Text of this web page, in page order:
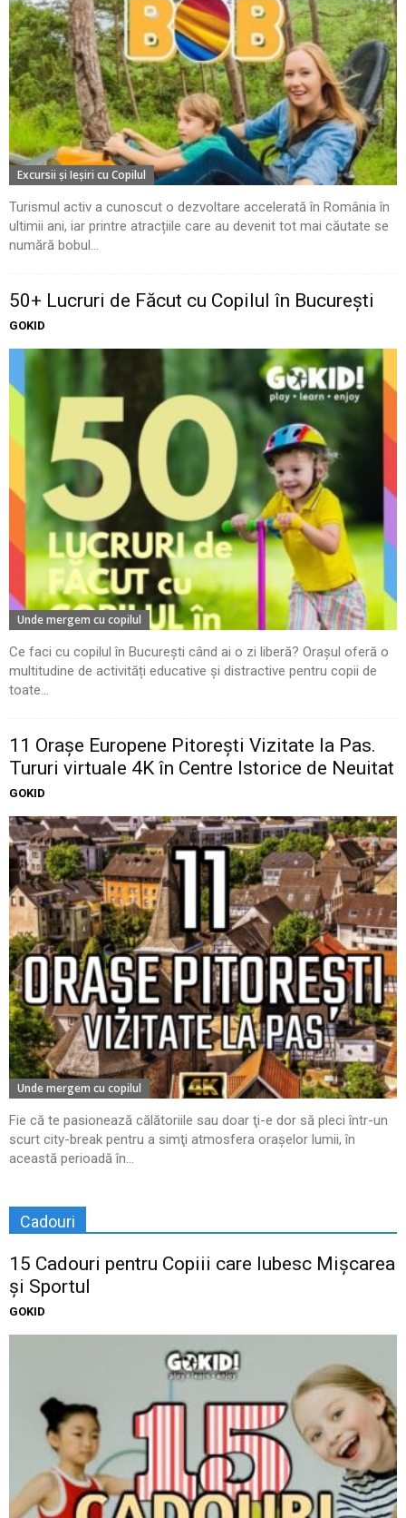
Excursii şi Ieşiri cu Copilul
Turismul activ a cunoscut o dezvoltare accelerată în România în
ultimii ani, iar printre atracțiile care au devenit tot mai căutate se
numără bobul...
50+ Lucruri de Făcut cu Copilul în București
GOKID
Unde mergem cu copilul
Ce faci cu copilul în București când ai o zi liberă? Orașul oferă o
multitudine de activități educative și distractive pentru copii de
toate...
11 Oraşe Europene Pitoreşti Vizitate la Pas.
Tururi virtuale 4K în Centre Istorice de Neuitat
GOKID
Unde mergem cu copilul
Fie că te pasionează călătoriile sau doar ţi-e dor să pleci într-un
scurt city-break pentru a simţi atmosfera oraşelor lumii, în
această perioadă în...
Cadouri
15 Cadouri pentru Copiii care Iubesc Mișcarea
și Sportul
GOKID